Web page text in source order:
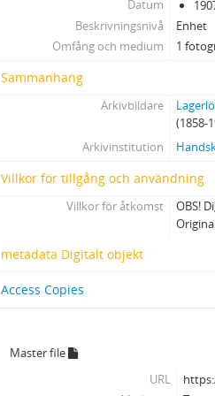
Datum
Beskrivningsnivå
Enhet
Omfång och medium
1
Sammanhang
Arkivbildare
(1858-
Arkivinstitution
Villkor för tillgång och användning
Villkor för åtkomst
OBS!
metadata Digitalt objekt
Access Copies
Master file
URL